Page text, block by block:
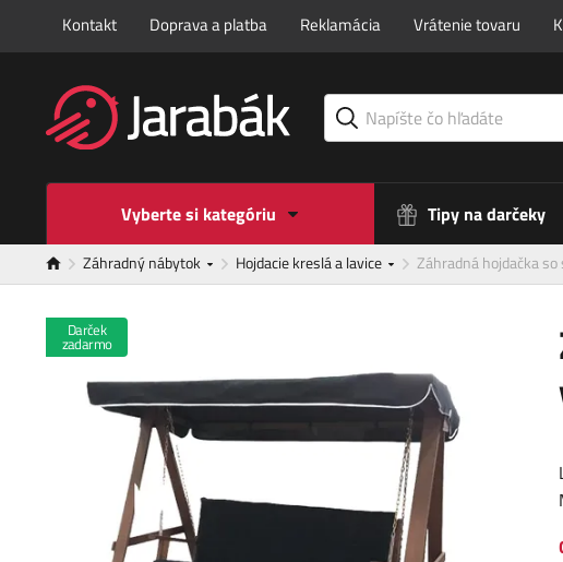
Kontakt Doprava a platba Reklamácia Vrátenie tovaru
Vyberte si kategóriu Tipy na darčeky
Záhradný nábytok Hojdacie kreslá a lavice Záhradná hojdačka
Darček
zadarmo